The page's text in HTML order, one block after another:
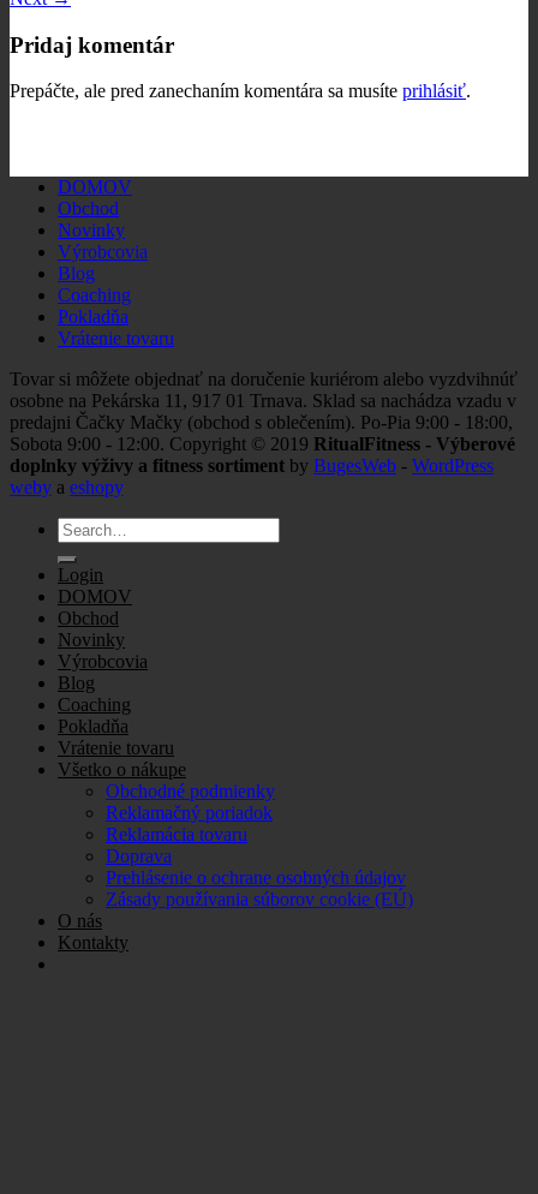
Pridaj komentár
Prepáčte, ale pred zanechaním komentára sa musíte prihlásiť.
DOMOV
Obchod
Novinky
Výrobcovia
Blog
Coaching
Pokladňa
Vrátenie tovaru
Tovar si môžete objednať na doručenie kuriérom alebo vyzdvihnúť
osobne na Pekárska 11, 917 01 Trnava. Sklad sa nachádza vzadu v
predajni Čačky Mačky (obchod s oblečením). Po-Pia 9:00 - 18:00,
Sobota 9:00 - 12:00. Copyright © 2019 RitualFitness - Výberové
doplnky výživy a fitness sortiment by BugesWeb - WordPress
weby a eshopy
Search
for:
Login
DOMOV
Obchod
Novinky
Výrobcovia
Blog
Coaching
Pokladňa
Vrátenie tovaru
Všetko o nákupe
Obchodné podmienky
Reklamačný poriadok
Reklamácia tovaru
Doprava
Prehlásenie o ochrane osobných údajov
Zásady používania súborov cookie (EÚ)
O nás
Kontakty